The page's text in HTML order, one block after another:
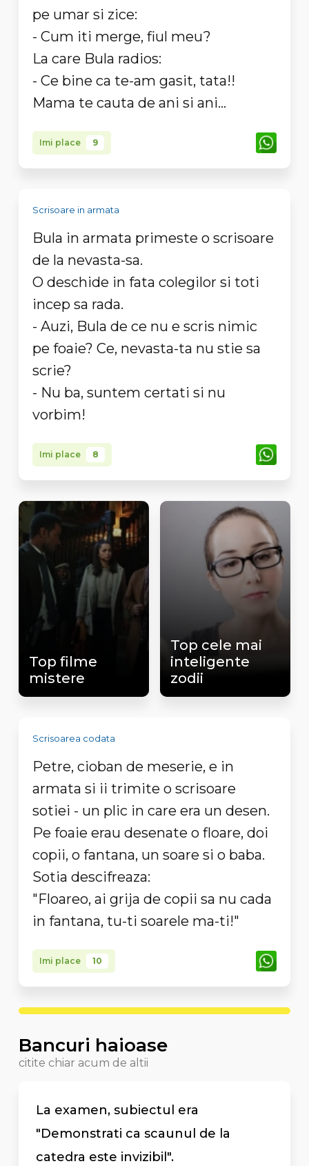
pe umar si zice:
- Cum iti merge, fiul meu?
La care Bula radios:
- Ce bine ca te-am gasit, tata!!
Mama te cauta de ani si ani...
Imi place 9
Scrisoare in armata
Bula in armata primeste o scrisoare
de la nevasta-sa.
O deschide in fata colegilor si toti
incep sa rada.
- Auzi, Bula de ce nu e scris nimic
pe foaie? Ce, nevasta-ta nu stie sa
scrie?
- Nu ba, suntem certati si nu
vorbim!
Imi place 8
Top filme
mistere
Top cele mai
inteligente
zodii
Scrisoarea codata
Petre, cioban de meserie, e in
armata si ii trimite o scrisoare
sotiei - un plic in care era un desen.
Pe foaie erau desenate o floare, doi
copii, o fantana, un soare si o baba.
Sotia descifreaza:
"Floareo, ai grija de copii sa nu cada
in fantana, tu-ti soarele ma-ti!"
Imi place 10
Bancuri haioase
citite chiar acum de altii
La examen, subiectul era
"Demonstrati ca scaunul de la
catedra este invizibil".